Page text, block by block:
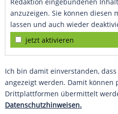
Redaktion eingebundenen
anzuzeigen. Sie können diesen
lassen und auch wieder
jetzt aktivieren
Ich bin damit einverstanden,
angezeigt werden. Damit können
Drittplattformen übermittelt
Datenschutzhinweisen.